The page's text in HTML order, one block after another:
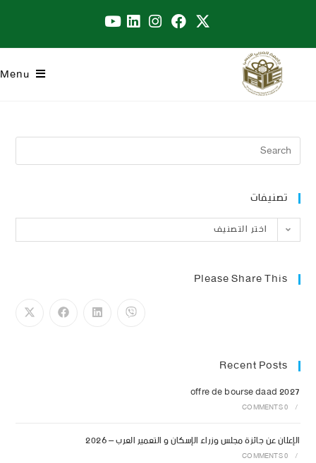
Menu
تصنيفات
اختر التصنيف
Please Share This
Recent Posts
offre de bourse daad 2027
/
0 COMMENTS
الإعلان عن جائزة مجلس وزراء الإسكان و التعمير العرب – 2026
/
0 COMMENTS